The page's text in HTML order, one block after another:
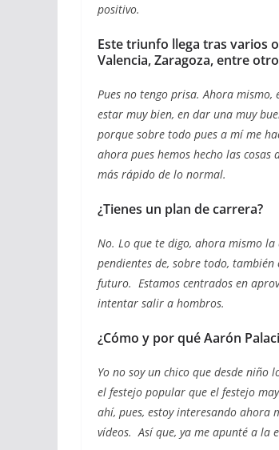
positivo.
Este triunfo llega tras varios
Valencia, Zaragoza, entre
Pues no tengo prisa. Ahora
estar muy bien, en dar una muy
porque sobre todo pues a mí me
ahora pues hemos hecho las
más rápido de lo normal.
¿Tienes un plan de carrera?
No. Lo que te digo, ahora mismo
pendientes de, sobre todo,
futuro. Estamos centrados en
intentar salir a hombros.
¿Cómo y por qué Aarón
Yo no soy un chico que desde
el festejo popular que el festejo
ahí, pues, estoy interesando ahora
vídeos. Así que, ya me apunté a la